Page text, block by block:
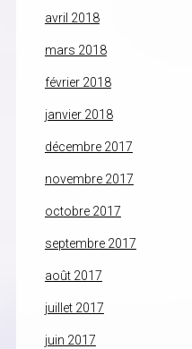
avril 2018
mars 2018
février 2018
janvier 2018
décembre 2017
novembre 2017
octobre 2017
septembre 2017
août 2017
juillet 2017
juin 2017